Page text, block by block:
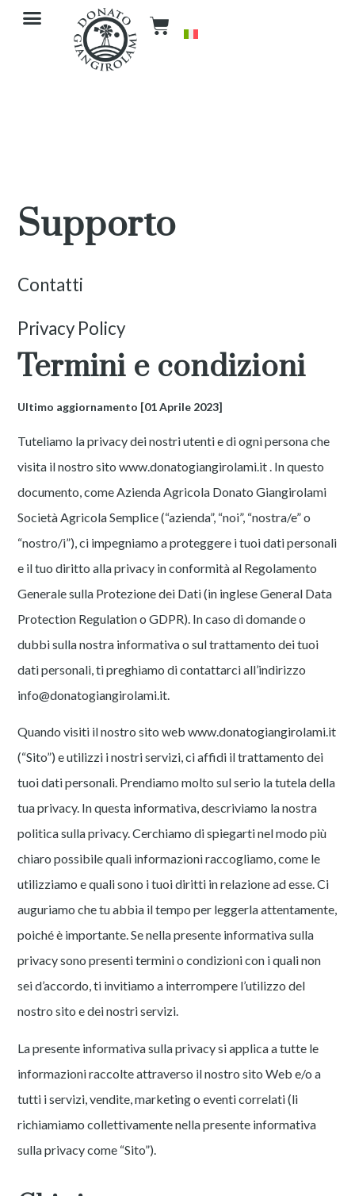
Supporto
Contatti
Privacy Policy
Termini e condizioni
Ultimo aggiornamento [01 Aprile 2023]
Tuteliamo la privacy dei nostri utenti e di ogni persona che
visita il nostro sitowww.donatogiangirolami.it . In questo
documento, come Azienda Agricola Donato Giangirolami
Società Agricola Semplice (“azienda”, “noi”, “nostra/e” o
“nostro/i”), ci impegniamo a proteggere i tuoi dati personali
e il tuo diritto alla privacy in conformità al Regolamento
Generale sulla Protezione dei Dati (in inglese General Data
Protection Regulation o GDPR). In caso di domande o
dubbi sulla nostra informativa o sul trattamento dei tuoi
dati personali, ti preghiamo di contattarci all’indirizzo
info@donatogiangirolami.it.
Quando visiti il nostro sito webwww.donatogiangirolami.it
(“Sito”) e utilizzi i nostri servizi, ci affidi il trattamento dei
tuoi dati personali. Prendiamo molto sul serio la tutela della
tua privacy. In questa informativa, descriviamo la nostra
politica sulla privacy. Cerchiamo di spiegarti nel modo più
chiaro possibile quali informazioni raccogliamo, come le
utilizziamo e quali sono i tuoi diritti in relazione ad esse. Ci
auguriamo che tu abbia il tempo per leggerla attentamente,
poiché è importante. Se nella presente informativa sulla
privacy sono presenti termini o condizioni con i quali non
sei d’accordo, ti invitiamo a interrompere l’utilizzo del
nostro sito e dei nostri servizi.
La presente informativa sulla privacy si applica a tutte le
informazioni raccolte attraverso il nostro sito Web e/o a
tutti i servizi, vendite, marketing o eventi correlati (li
richiamiamo collettivamente nella presente informativa
sulla privacy come “Sito”).